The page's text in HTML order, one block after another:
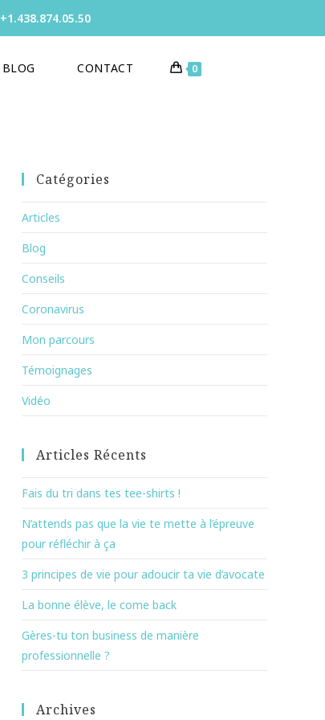
+1.438.874.05.50
BLOG CONTACT 0
Catégories
Articles
Blog
Conseils
Coronavirus
Mon parcours
Témoignages
Vidéo
Articles Récents
Fais du tri dans tes tee-shirts !
N’attends pas que la vie te mette à l’épreuve
pour réfléchir à ça
3 principes de vie pour adoucir ta vie d’avocate
La bonne élève, le come back
Gères-tu ton business de manière
professionnelle ?
Archives